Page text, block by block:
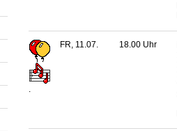
FR, 11.07. 18.00 Uhr